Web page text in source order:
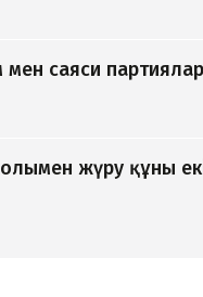
саяси
жүру құны